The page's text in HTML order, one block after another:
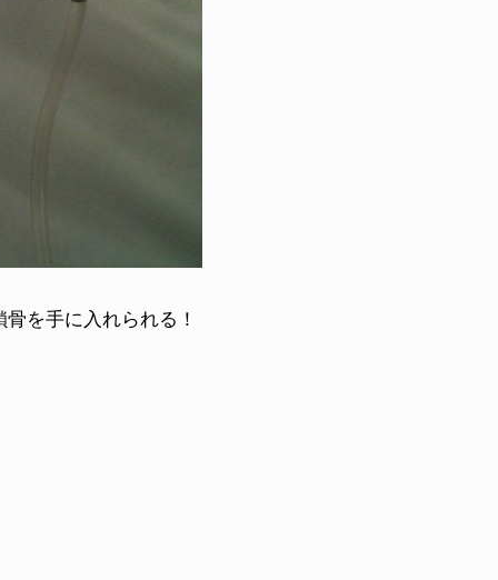
を手に入れられる！